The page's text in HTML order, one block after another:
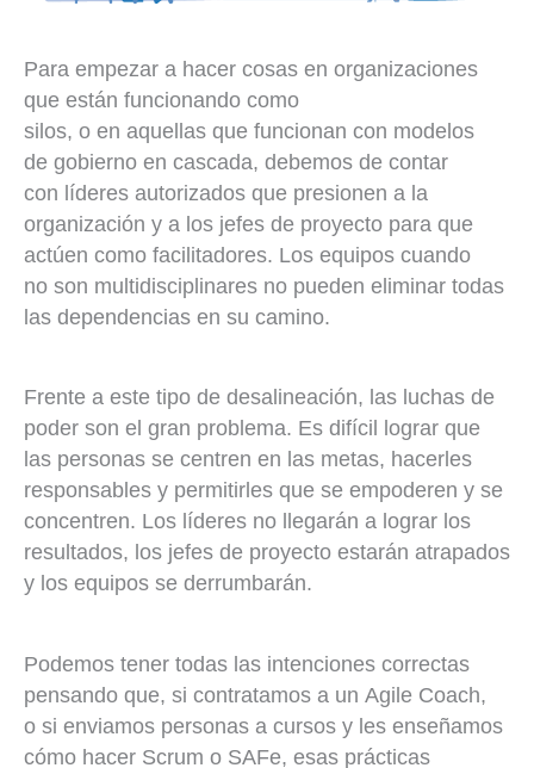
Para empezar a hacer cosas en organizaciones
que están funcionando como
silos, o en aquellas que funcionan con modelos
de gobierno en cascada, debemos de contar
con líderes autorizados que presionen a la
organización y a los jefes de proyecto para que
actúen como facilitadores. Los equipos cuando
no son multidisciplinares no pueden eliminar todas
las dependencias en su camino.
Frente a este tipo de desalineación, las luchas de
poder son el gran problema. Es difícil lograr que
las personas se centren en las metas, hacerles
responsables y permitirles que se empoderen y se
concentren. Los líderes no llegarán a lograr los
resultados, los jefes de proyecto estarán atrapados
y los equipos se derrumbarán.
Podemos tener todas las intenciones correctas
pensando que, si contratamos a un Agile Coach,
o si enviamos personas a cursos y les enseñamos
cómo hacer Scrum o SAFe, esas prácticas